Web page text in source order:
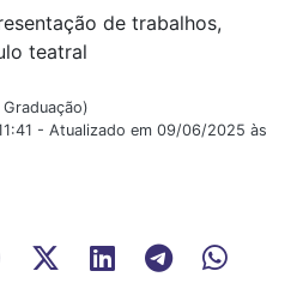
de trabalhos,
teatral
- Atualizado em 09/06/2025 às